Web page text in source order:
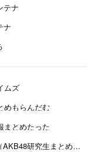
テナ
ナ
ムズ
めもらんだむ
まとめたった
若草日誌（AKB48研究生まとめブログ）